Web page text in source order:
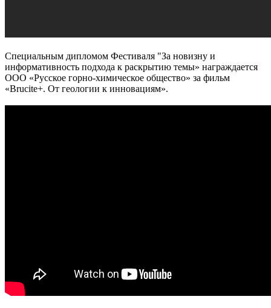
Специальным дипломом Фестиваля "За новизну и
информативность подхода к раскрытию темы» награждается
ООО «Русское горно-химическое общество» за фильм
«Brucite+. От геологии к инновациям».